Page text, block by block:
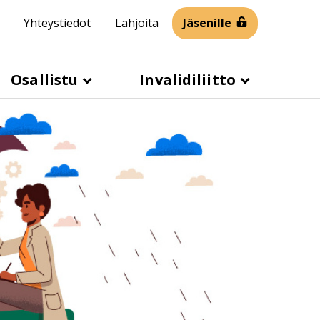
Yhteystiedot Lahjoita Jäsenille
Osallistu Invalidiliitto